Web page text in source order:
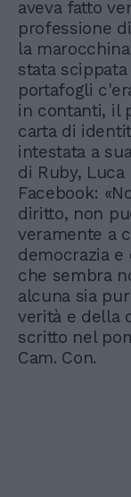
aveva fatto
professione
la
stata
portafogli
in contanti, il
carta di
intestata a
di Ruby,
Facebook:
diritto, non
veramente a
democrazia
che sembra
alcuna sia
verità e della
scritto nel
Cam. Con.